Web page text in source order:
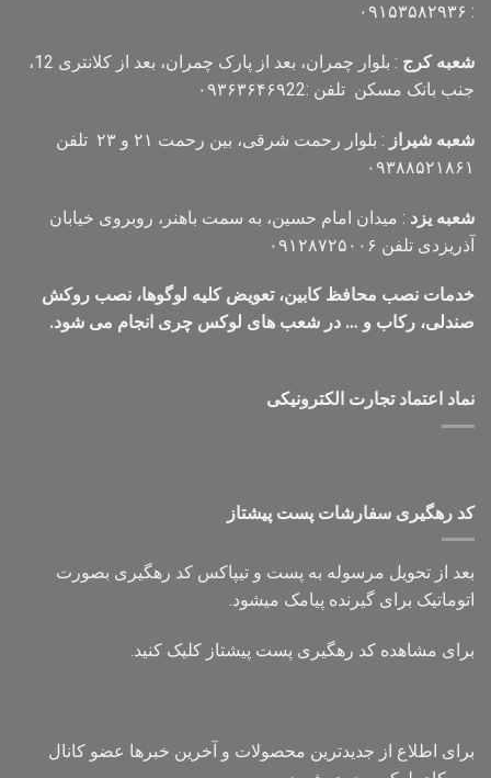
: ۰۹۱۵۳۵۸۲۹۳۶
شعبه کرج
: بلوار چمران، بعد از پارک چمران، بعد از کلانتری 12،
جنب بانک مسکن تلفن :۰۹۳۶۳۶۴۶۹22
شعبه شیراز
: بلوار رحمت شرقی، بین رحمت ۲۱ و ۲۳ تلفن
۰۹۳۸۸۵۲۱۸۶۱
شعبه یزد : میدان امام حسین، به سمت باهنر، روبروی خیابان
آذریزدی تلفن ۰۹۱۲۸۷۲۵۰۰۶
خدمات نصب محافظ کابین، تعویض کلیه لوگوها، نصب روکش
صندلی، رکاب و … در شعب های لوکس چری انجام می شود.
نماد اعتماد تجارت الكترونیكی
کد رهگیری سفارشات پست پیشتاز
بعد از تحویل مرسوله به پست و تیپاکس کد رهگیری بصورت
اتوماتیک برای گیرنده پیامک میشود.
برای مشاهده کد رهگیری پست پیشتاز کلیک کنید.
برای اطلاع از جدیدترین محصولات و آخرین خبرها عضو کانال